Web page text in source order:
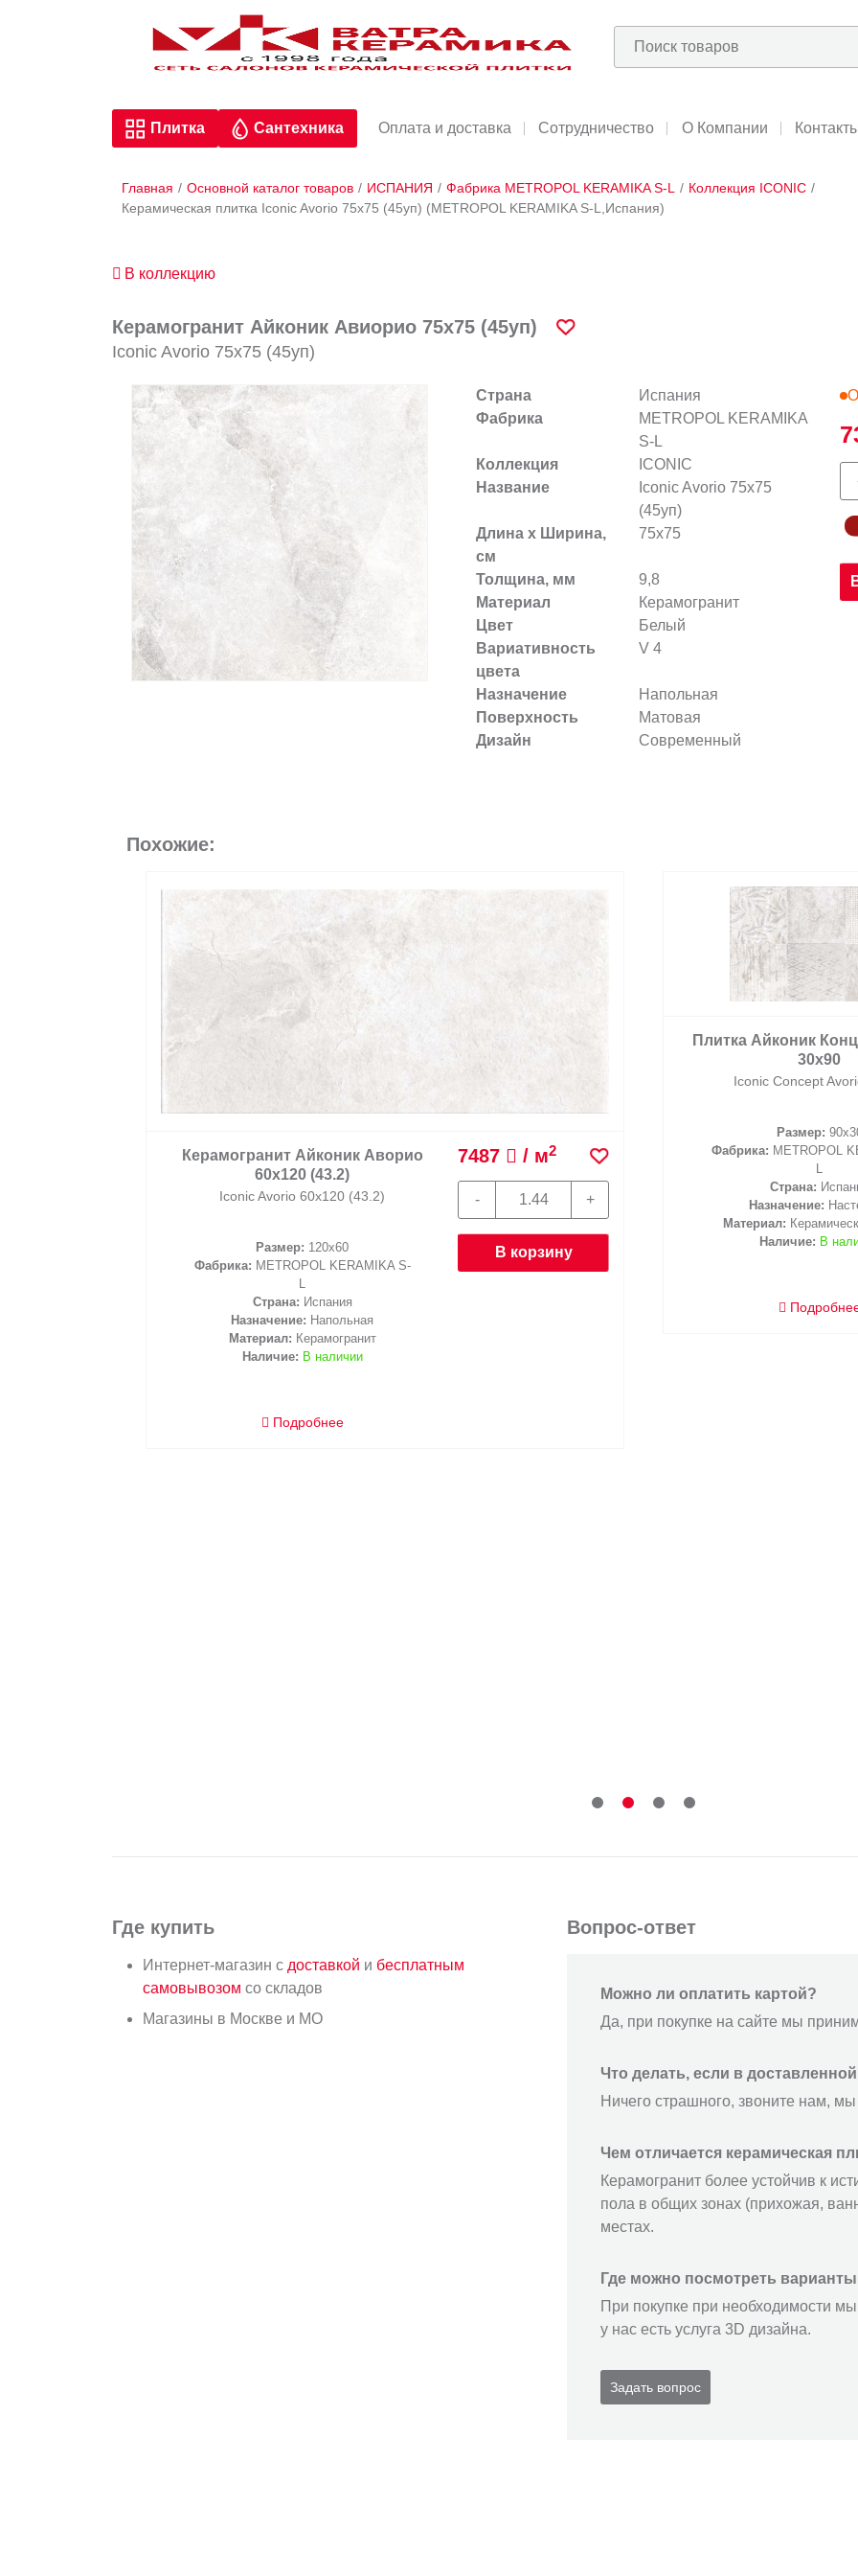
Плитка Сантехника Оплата и доставка Сотрудничество О Компании
Главная / Основной каталог товаров / ИСПАНИЯ / Фабрика METROPOL KERAMIKA S-L / Коллекция ICONIC /
Керамическая плитка Iconic Avorio 75x75 (45уп) (METROPOL KERAMIKA S-L,Испания)
В коллекцию
Керамогранит Айконик Авиорио 75x75 (45уп)
Iconic Avorio 75x75 (45уп)
Страна
Испания
Фабрика
METROPOL KERAMIKA
S-L
Коллекция
ICONIC
Название
Iconic Avorio 75x75
(45уп)
Длина х Ширина,
см
75x75
Толщина, мм
9,8
Материал
Керамогранит
Цвет
Белый
Вариативность
цвета
V 4
Назначение
Напольная
Поверхность
Матовая
Дизайн
Современный
Похожие:
Керамогранит Айконик Аворио
60x120 (43.2)
Iconic Avorio 60x120 (43.2)
Размер: 120x60
Фабрика: METROPOL KERAMIKA S-
L
Страна: Испания
Назначение: Напольная
Материал: Керамогранит
Наличие: В наличии
Подробнее
7487 / м2
В корзину
Плитка Айконик
30x90
Iconic Concept
Размер:
Фабрика: METROPOL
L
Страна:
Назначение:
Материал:
Наличие: В
Где купить
Интернет-магазин с доставкой и бесплатным
самовывозом со складов
Магазины в Москве и МО
Вопрос-ответ
Можно ли оплатить картой?
Да, при покупке на сайте мы
Что делать, если в
Ничего страшного, звоните нам,
Чем отличается керамическая
Керамогранит более устойчив к
пола в общих зонах (прихожая,
местах.
Где можно посмотреть
При покупке при необходимости
у нас есть услуга 3D дизайна.
Задать вопрос